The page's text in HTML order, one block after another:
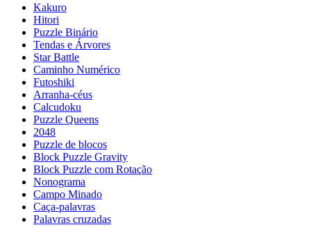
Kakuro
Hitori
Puzzle Binário
Tendas e Árvores
Star Battle
Caminho Numérico
Futoshiki
Arranha-céus
Calcudoku
Puzzle Queens
2048
Puzzle de blocos
Block Puzzle Gravity
Block Puzzle com Rotação
Nonograma
Campo Minado
Caça-palavras
Palavras cruzadas